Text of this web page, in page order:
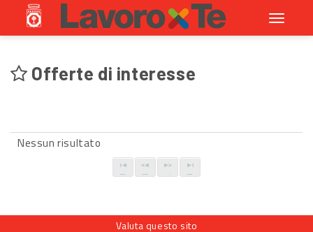
Toggle
Offerte di interesse
Nessun risultato
Valuta questo sito